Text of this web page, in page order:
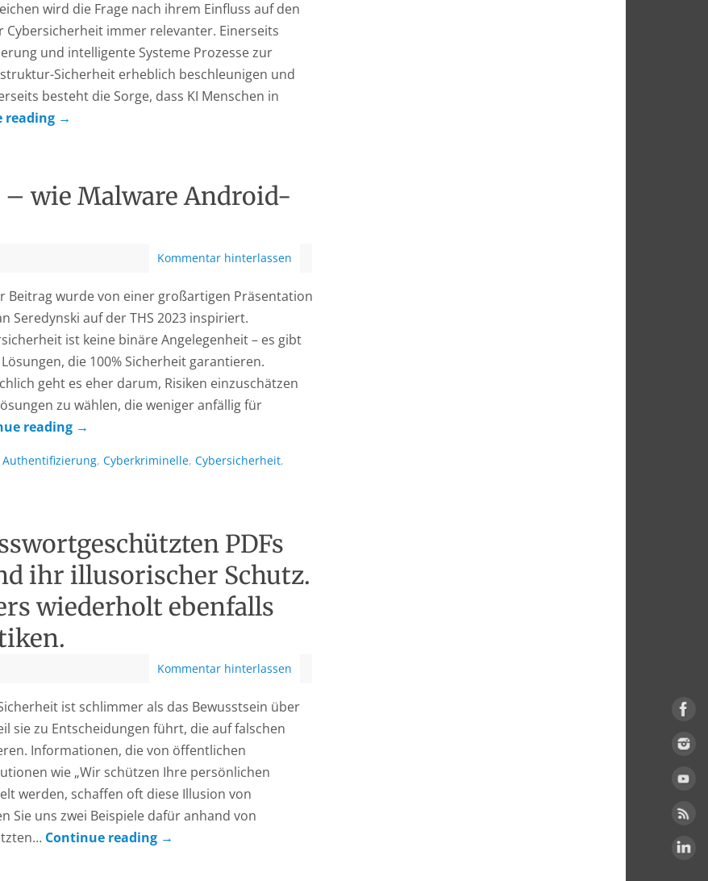
wird die Frage nach ihrem Einfluss auf den
immer relevanter. Einerseits
und intelligente Systeme Prozesse zur
Sicherheit erheblich beschleunigen und
besteht die Sorge, dass KI Menschen in
reading →
wie Malware Android-
Kommentar hinterlassen
Beitrag wurde von einer großartigen Präsentation
Seredynski auf der THS 2023 inspiriert.
ist keine binäre Angelegenheit – es gibt
die 100% Sicherheit garantieren.
geht es eher darum, Risiken einzuschätzen
zu wählen, die weniger anfällig für
reading →
Authentifizierung, Cyberkriminelle, Cybersicherheit,
PDFs
ihr illusorischer Schutz.
wiederholt ebenfalls
Kommentar hinterlassen
ist schlimmer als das Bewusstsein über
sie zu Entscheidungen führt, die auf falschen
Informationen, die von öffentlichen
wie „Wir schützen Ihre persönlichen
werden, schaffen oft diese Illusion von
Sie uns zwei Beispiele dafür anhand von
Continue reading →